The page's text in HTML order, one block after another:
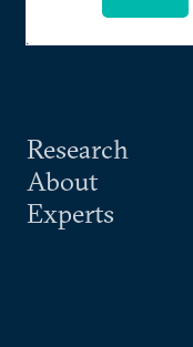
Research
About
Experts